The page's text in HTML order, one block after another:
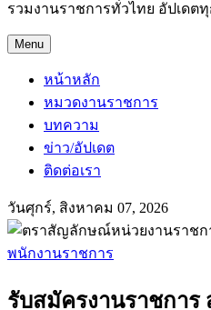
รวมงานราชการทั่วไทย อัปเดต
Menu
หน้าหลัก
หมวดงานราชการ
บทความ
ข่าว/อัปเดต
ติดต่อเรา
วันศุกร์, สิงหาคม 07, 2026
พนักงานราชการ
รับสมัครงานราชการ